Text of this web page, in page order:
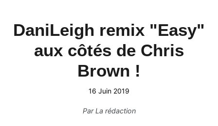
DaniLeigh remix "Easy"
aux côtés de Chris
Brown !
16 Juin 2019
ParLa rédaction